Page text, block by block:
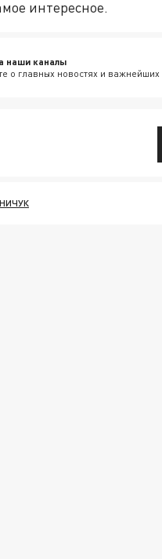
интересное.
наши каналы
о главных новостях и важнейших